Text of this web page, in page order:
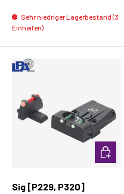
Sehr niedriger Lagerbestand (3
Einheiten)
Sig [P229, P320]
In den